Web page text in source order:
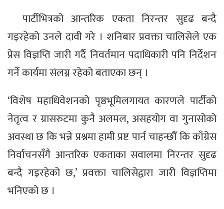
पार्टीभित्रको आन्तरिक एकता निरन्तर सुदृढ बन्दै
गइरहेको उनले दावी गरे । शनिबार प्रवक्ता चालिसेले एक
प्रेस विज्ञप्ति जारी गर्दै निवर्तमान पदाधिकारी पनि निर्देशन
गर्ने कार्यमा संलग्न रहेको बताएका छन् ।
‘विशेष महाधिवेशनको पृष्ठभूमिलगायत कारणले पार्टीको
नेतृत्व र ग्रासरुटमा कुनै अलमल, असहयोग वा गुनासोको
अवस्था छ कि भन्ने प्रश्नमा हामी प्रष्ट पार्न चाहन्छौँ कि काँग्रेस
निर्वाचनसँगै आन्तरिक एकताका सवालमा निरन्तर सुदृढ
बन्दै गइरहेको छ,’ प्रवक्ता चालिसेद्वारा जारी विज्ञप्तिमा
भनिएको छ ।